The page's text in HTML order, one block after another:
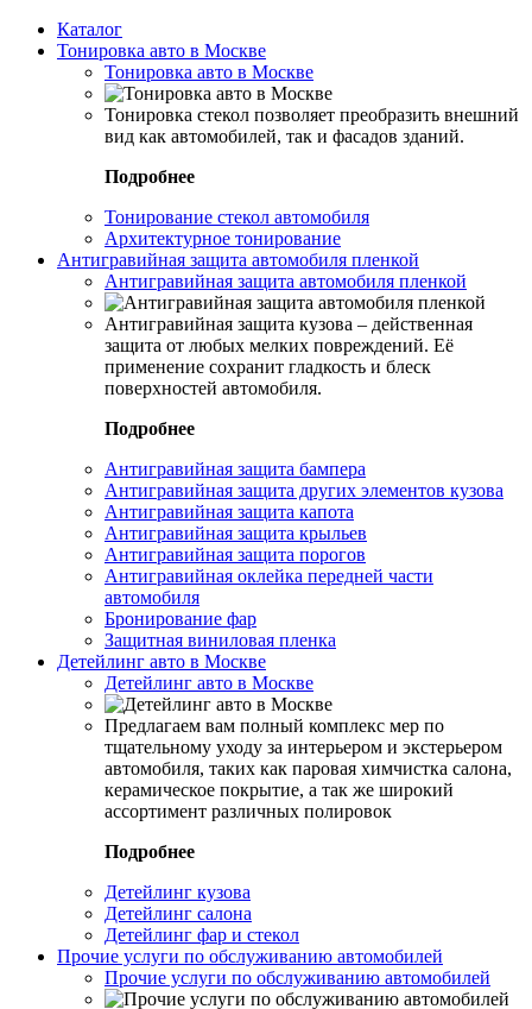
Каталог
Тонировка авто в Москве
Тонировка авто в Москве
Тонировка стекол позволяет преобразить внешний
вид как автомобилей, так и фасадов зданий.
Подробнее
Тонирование стекол автомобиля
Архитектурное тонирование
Антигравийная защита автомобиля пленкой
Антигравийная защита автомобиля пленкой
Антигравийная защита кузова – действенная
защита от любых мелких повреждений. Её
применение сохранит гладкость и блеск
поверхностей автомобиля.
Подробнее
Антигравийная защита бампера
Антигравийная защита других элементов кузова
Антигравийная защита капота
Антигравийная защита крыльев
Антигравийная защита порогов
Антигравийная оклейка передней части
автомобиля
Бронирование фар
Защитная виниловая пленка
Детейлинг авто в Москве
Детейлинг авто в Москве
Предлагаем вам полный комплекс мер по
тщательному уходу за интерьером и экстерьером
автомобиля, таких как паровая химчистка салона,
керамическое покрытие, а так же широкий
ассортимент различных полировок
Подробнее
Детейлинг кузова
Детейлинг салона
Детейлинг фар и стекол
Прочие услуги по обслуживанию автомобилей
Прочие услуги по обслуживанию автомобилей